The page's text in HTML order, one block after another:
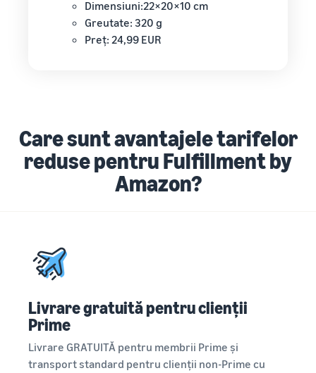
Dimensiuni:22×20×10 cm
Greutate: 320 g
Preț: 24,99 EUR
Care sunt avantajele tarifelor
reduse pentru Fulfillment by
Amazon?
Livrare gratuită pentru clienții
Prime
Livrare GRATUITĂ pentru membrii Prime și
transport standard pentru clienții non-Prime cu